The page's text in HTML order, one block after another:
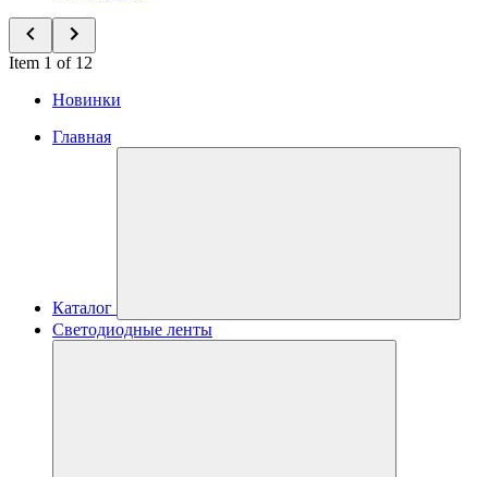
Item 1 of 12
Новинки
Главная
Каталог
Светодиодные ленты